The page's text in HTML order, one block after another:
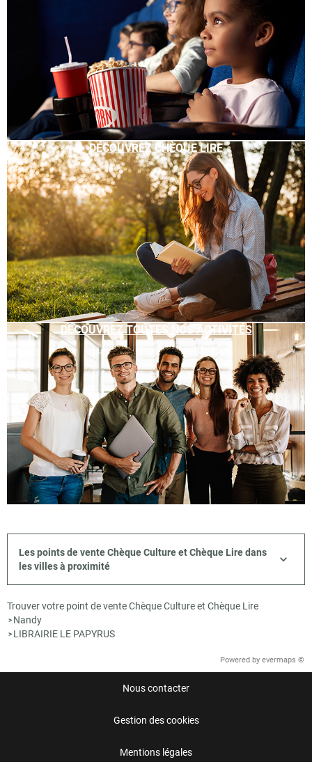
DÉCOUVREZ CHÈQUE LIRE
DÉCOUVREZ TOUTES NOS ACTIVITÉS
Les points de vente Chèque Culture et Chèque Lire dans
les villes à proximité
Trouver votre point de vente Chèque Culture et Chèque Lire
> Nandy
> LIBRAIRIE LE PAPYRUS
Powered by evermaps ©
Nous contacter
Gestion des cookies
Mentions légales